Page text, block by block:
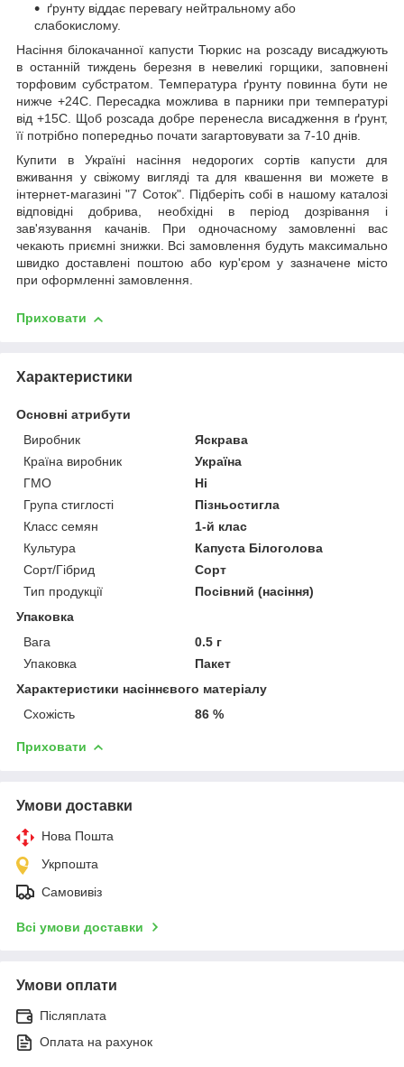
ґрунту віддає перевагу нейтральному або
слабокислому.
Насіння білокачанної капусти Тюркис на розсаду висаджують
в останній тиждень березня в невеликі горщики, заповнені
торфовим субстратом. Температура ґрунту повинна бути не
нижче +24С. Пересадка можлива в парники при температурі
від +15С. Щоб розсада добре перенесла висадження в ґрунт,
її потрібно попередньо почати загартовувати за 7-10 днів.
Купити в Україні насіння недорогих сортів капусти для
вживання у свіжому вигляді та для квашення ви можете в
інтернет-магазині "7 Соток". Підберіть собі в нашому каталозі
відповідні добрива, необхідні в період дозрівання і
зав'язування качанів. При одночасному замовленні вас
чекають приємні знижки. Всі замовлення будуть максимально
швидко доставлені поштою або кур'єром у зазначене місто
при оформленні замовлення.
Приховати
Характеристики
Основні атрибути
Виробник
Яскрава
Країна виробник
Україна
ГМО
Ні
Група стиглості
Пізньостигла
Класс семян
1-й клас
Культура
Капуста Білоголова
Сорт/Гібрид
Сорт
Тип продукції
Посівний (насіння)
Упаковка
Вага
0.5 г
Упаковка
Пакет
Характеристики насіннєвого матеріалу
Схожість
86 %
Приховати
Умови доставки
Нова Пошта
Укрпошта
Самовивіз
Всі умови доставки
Умови оплати
Післяплата
Оплата на рахунок